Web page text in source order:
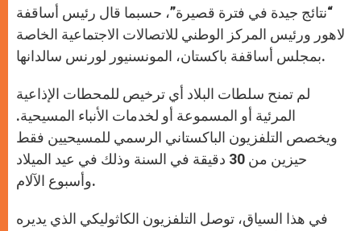
“نتائج جيدة في فترة قصيرة”، حسبما قال رئيس أساقفة
لاهور ورئيس المركز الوطني للاتصالات الاجتماعية الخاصة
بمجلس أساقفة باكستان، المونسنيور لورنس سالدانها.
لم تمنح سلطات البلاد أي ترخيص للمحطات الإذاعية
المرئية أو المسموعة أو لخدمات الأنباء المسيحية.
ويخصص التلفزيون الباكستاني الرسمي للمسيحيين فقط
حيزين من 30 دقيقة في السنة وذلك في عيد الميلاد
وأسبوع الآلام.
في هذا السياق، توصل التلفزيون الكاثوليكي الذي يديره